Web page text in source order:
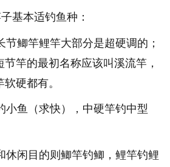
基本适钓鱼种：
鲫竿鲤竿大部分是超硬调的；
竿的最初名称应该叫溪流竿，
硬都有。
鱼（求快），中硬竿钓中型
闲目的则鲫竿钓鲫，鲤竿钓鲤